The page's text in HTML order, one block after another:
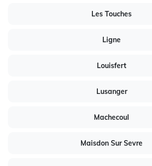
Les Touches
Ligne
Louisfert
Lusanger
Machecoul
Maisdon Sur Sevre